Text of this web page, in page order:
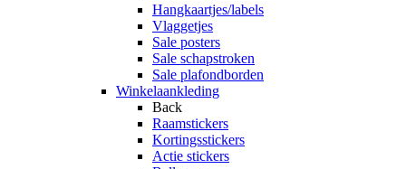
Hangkaartjes/labels
Vlaggetjes
Sale posters
Sale schapstroken
Sale plafondborden
Winkelaankleding
Back
Raamstickers
Kortingsstickers
Actie stickers